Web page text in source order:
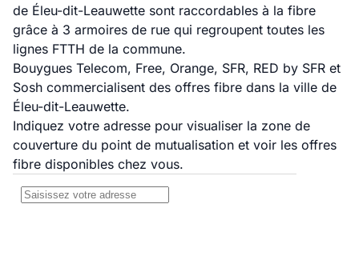
de Éleu-dit-Leauwette sont raccordables à la fibre
grâce à 3 armoires de rue qui regroupent toutes les
lignes FTTH de la commune.
Bouygues Telecom, Free, Orange, SFR, RED by SFR et
Sosh commercialisent des offres fibre dans la ville de
Éleu-dit-Leauwette.
Indiquez votre adresse pour visualiser la zone de
couverture du point de mutualisation et voir les offres
fibre disponibles chez vous.